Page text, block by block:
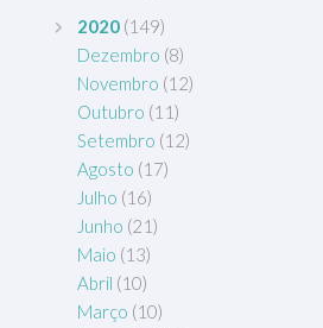
2020 (149)
Dezembro (8)
Novembro (12)
Outubro (11)
Setembro (12)
Agosto (17)
Julho (16)
Junho (21)
Maio (13)
Abril (10)
Março (10)